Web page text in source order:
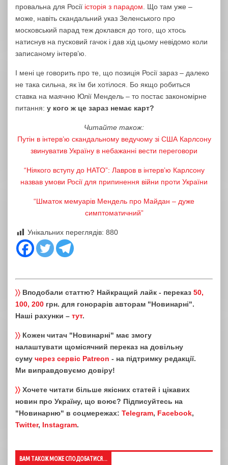
провальна для Росії історія з парадом. Що там уже –
може, навіть скандальний указ Зеленського про
московський парад теж доклався до того, що хтось
натиснув на пусковий гачок і дав хід цьому невідомо коли
записаному інтервʼю.
І мені це говорить про те, що позиція Росії зараз – далеко
не така сильна, як їм би хотілося. Бо якщо робиться
ставка на маячню Юлії Мендель – то постає закономірне
питання: у кого ж це зараз немає карт?
Читайте також:
Путін в інтерв’ю скандальному ведучому зі США Карлсону
звинуватив Україну в небажанні вести переговори
“Ніякого вступу до НАТО”: Лавров в інтервʼю Карлсону
назвав умови Росії для припинення війни проти України
“Шматок мемуарів Мендель про Майдан – дуже
симптоматичний”
Унікальних переглядів: 880
〉〉 Вподобали статтю? Найкращий лайк - переказ 50,
100, 200 грн. для гонорарів авторам "Новинарні".
Наші рахунки – тут.
〉〉 Кожен читач "Новинарні" має змогу
налаштувати щомісячний переказ на довільну
суму через сервіс Patreon - на підтримку редакції.
Ми виправдовуємо довіру!
〉〉 Хочете читати більше якісних статей і цікавих
новин про Україну, що воює? Підписуйтесь на
"Новинарню" в соцмережах: Telegram, Facebook,
Twitter, Instagram.
ВАМ ТАКОЖ МОЖЕ СПОДОБАТИСЯ...